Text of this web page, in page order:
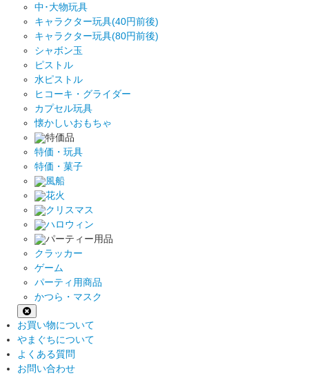
中･大物玩具
キャラクター玩具(40円前後)
キャラクター玩具(80円前後)
シャボン玉
ピストル
水ピストル
ヒコーキ・グライダー
カプセル玩具
懐かしいおもちゃ
特価品
特価・玩具
特価・菓子
風船
花火
クリスマス
ハロウィン
パーティー用品
クラッカー
ゲーム
パーティ用商品
かつら・マスク
お買い物について
やまぐちについて
よくある質問
お問い合わせ